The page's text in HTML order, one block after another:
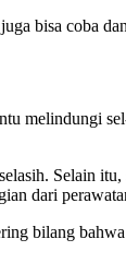
bisa coba
melindungi
Selain
dari
bilang